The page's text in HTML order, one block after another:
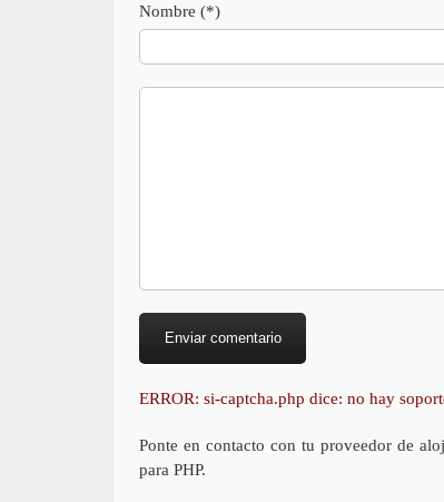
Nombre (*)
ERROR: si-captcha.php dice: no hay
Ponte en contacto con tu proveedor de
para PHP.